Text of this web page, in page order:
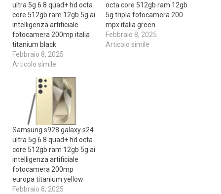
ultra 5g 6.8 quad+ hd octa
core 512gb ram 12gb 5g ai
intelligenza artificiale
fotocamera 200mp italia
titanium black
Febbraio 8, 2025
Articolo simile
octa core 512gb ram 12gb
5g tripla fotocamera 200
mpx italia green
Febbraio 8, 2025
Articolo simile
Samsung s928 galaxy s24
ultra 5g 6.8 quad+ hd octa
core 512gb ram 12gb 5g ai
intelligenza artificiale
fotocamera 200mp
europa titanium yellow
Febbraio 8, 2025